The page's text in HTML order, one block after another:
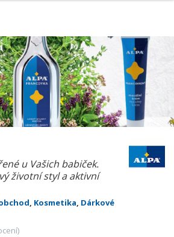
u Vašich babiček.
životní styl a aktivní
, Kosmetika, Dárkové